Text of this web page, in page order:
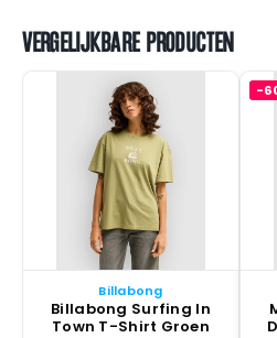
VERGELIJKBARE PRODUCTEN
Billabong
Billabong Surfing In
Town T-Shirt Groen
-